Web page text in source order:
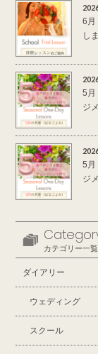
6月
し
5月
ジ
5月
ジ
カテゴリー一覧
ダイアリー
ウェディング
スクール